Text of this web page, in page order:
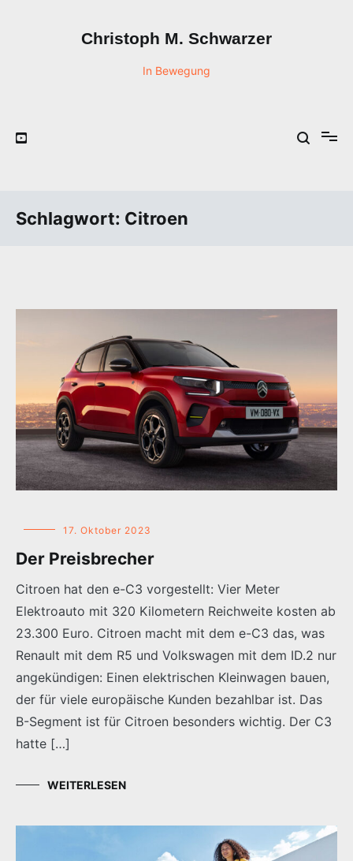
Christoph M. Schwarzer
In Bewegung
Schlagwort: Citroen
17. Oktober 2023
Der Preisbrecher
Citroen hat den e-C3 vorgestellt: Vier Meter
Elektroauto mit 320 Kilometern Reichweite kosten ab
23.300 Euro. Citroen macht mit dem e-C3 das, was
Renault mit dem R5 und Volkswagen mit dem ID.2 nur
angekündigen: Einen elektrischen Kleinwagen bauen,
der für viele europäische Kunden bezahlbar ist. Das
B-Segment ist für Citroen besonders wichtig. Der C3
hatte […]
WEITERLESEN